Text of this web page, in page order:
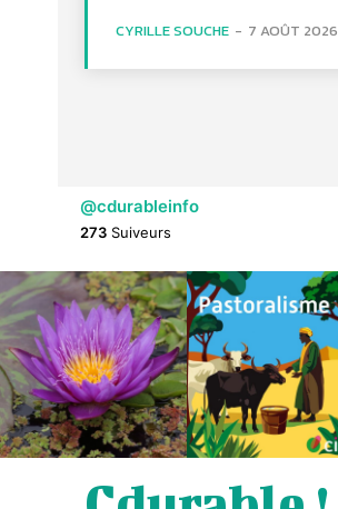
CYRILLE SOUCHE - 7 AOÛT 2026
@cdurableinfo
273 Suiveurs